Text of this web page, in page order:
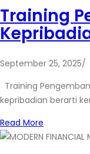
Training
September 25, 2025/
Training
kepribadian berarti
Read More